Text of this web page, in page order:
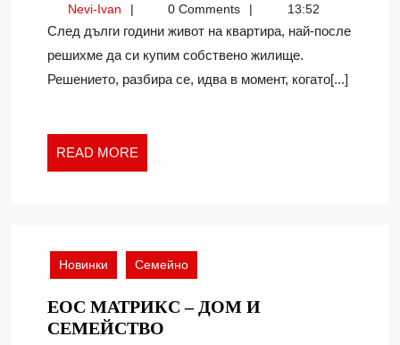
–
ЧИСТИ
СМЕТКИ
Nevi-IvanNevi-
Ivan
0 Comments 13:52
След дълги години живот на квартира, най-после
решихме да си купим собствено жилище.
Решението, разбира се, идва в момент, когато[...]
READ MORE
MORE
Новинки Семейно
ЕОС МАТРИКС – ДОМ И
СЕМЕЙСТВО